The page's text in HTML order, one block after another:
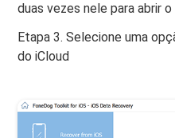
duas vezes nele para abrir o
Etapa 3. Selecione uma
do iCloud